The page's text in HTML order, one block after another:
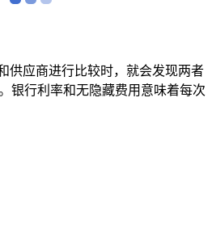
供应商进行比较时，就会发现两者
银行利率和无隐藏费用意味着每次